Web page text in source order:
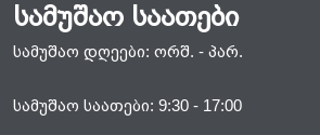
სამუშაო საათები
სამუშაო დღეები: ორშ. - პარ.
სამუშაო საათები: 9:30 - 17:00